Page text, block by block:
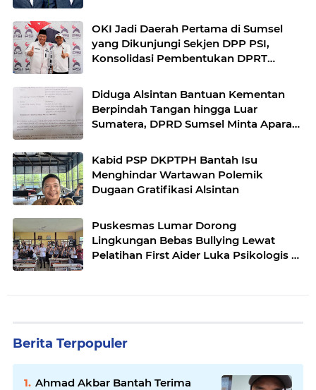
OKI Jadi Daerah Pertama di Sumsel
yang Dikunjungi Sekjen DPP PSI,
Konsolidasi Pembentukan DPRT
Diduga Alsintan Bantuan Kementan
Berpindah Tangan hingga Luar
Sumatera, DPRD Sumsel Minta Aparat
Kabid PSP DKPTPH Bantah Isu
Menghindar Wartawan Polemik
Dugaan Gratifikasi Alsintan
Puskesmas Lumar Dorong
Lingkungan Bebas Bullying Lewat
Pelatihan First Aider Luka Psikologis di
Berita Terpopuler
Ahmad Akbar Bantah Terima